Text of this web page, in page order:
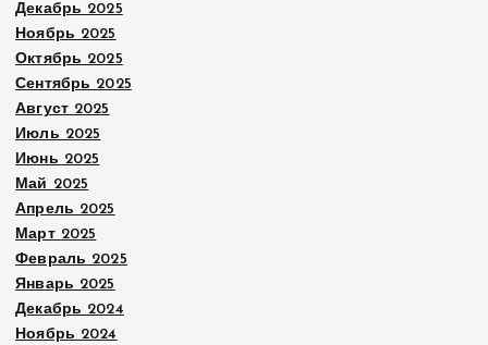
Декабрь 2025
Ноябрь 2025
Октябрь 2025
Сентябрь 2025
Август 2025
Июль 2025
Июнь 2025
Май 2025
Апрель 2025
Март 2025
Февраль 2025
Январь 2025
Декабрь 2024
Ноябрь 2024